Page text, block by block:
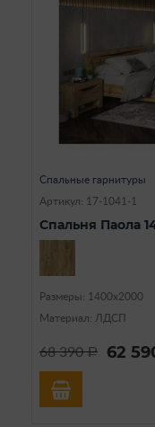
Спальные гарнитуры
Артикул: 17-1041-1
Спальня Паола
Размеры: 1400х2000
Материал: ЛДСП
68 390a 62